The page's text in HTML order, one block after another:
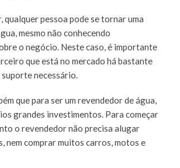
qualquer pessoa pode se tornar uma
mesmo não conhecendo
o negócio. Neste caso, é importante
que está no mercado há bastante
suporte necessário.
que para ser um revendedor de água,
grandes investimentos. Para começar
o revendedor não precisa alugar
nem comprar muitos carros, motos e